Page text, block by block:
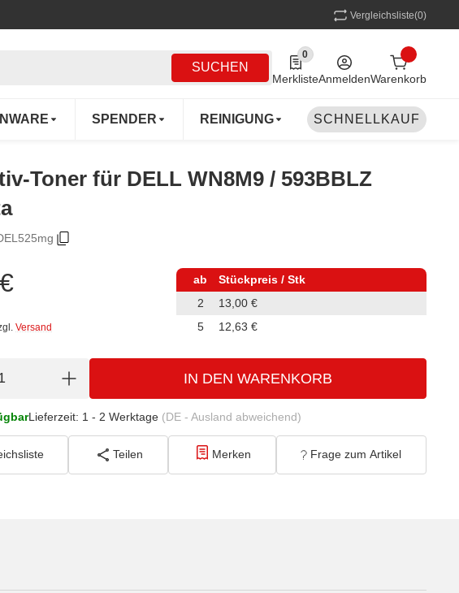
Vergleichsliste(0)
SUCHEN
0
0 Produkte in der Liste
MerklisteAnmeldenWarenkorb
SPENDER REINIGUNG MEHRWEG
SCHNELLKAUF
Toner für DELL WN8M9 / 593BBLZ
Versand
ab
Stückpreis / Stk
2
13,00 €
5
12,63 €
IN DEN WARENKORB
Lieferzeit: 1 - 2 Werktage (DE - Ausland abweichend)
Teilen Merken Frage zum Artikel